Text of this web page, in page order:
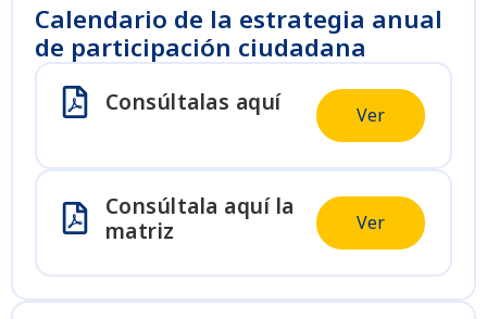
Calendario de la estrategia anual
de participación ciudadana
Consúltalas aquí Ver
Consúltala aquí la
matriz
Ver